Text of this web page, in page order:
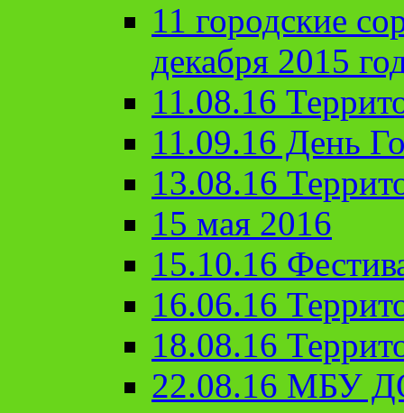
11 городские
декабря 2015
11.08.16
11.09.16 День
13.08.16
15 мая 2016
15.10.16
16.06.16
18.08.16
22.08.16 МБУ